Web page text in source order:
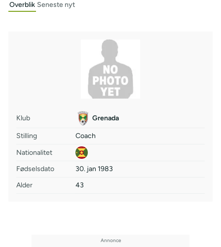
Overblik Seneste nyt
Klub Grenada
Stilling
Coach
Nationalitet
Fødselsdato
30. jan 1983
Alder
43